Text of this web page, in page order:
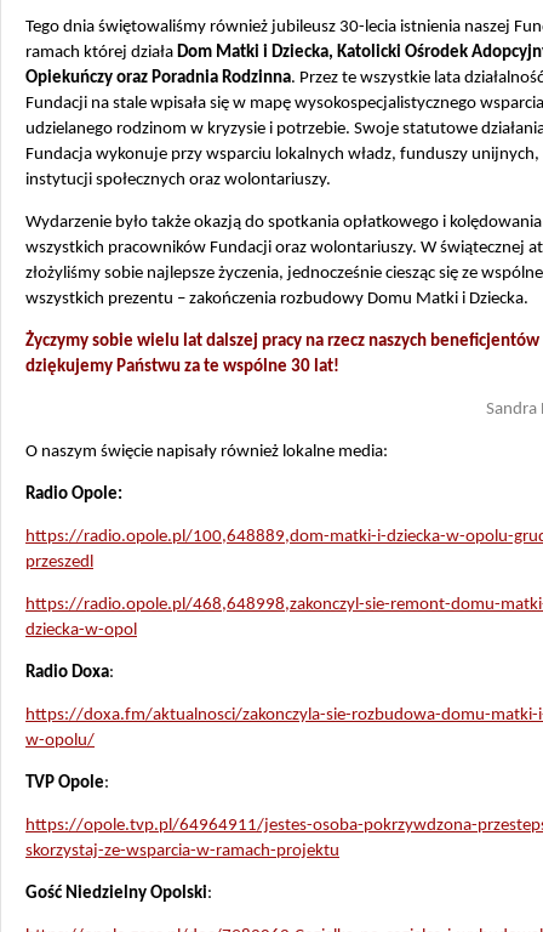
Tego dnia świętowaliśmy również jubileusz 30-lecia istnienia naszej
ramach której działa Dom Matki i Dziecka, Katolicki Ośrodek
Opiekuńczy oraz Poradnia Rodzinna. Przez te wszystkie lata
Fundacji na stale wpisała się w mapę wysokospecjalistycznego wsparcia
udzielanego rodzinom w kryzysie i potrzebie. Swoje statutowe
Fundacja wykonuje przy wsparciu lokalnych władz, funduszy
instytucji społecznych oraz wolontariuszy.
Wydarzenie było także okazją do spotkania opłatkowego i
wszystkich pracowników Fundacji oraz wolontariuszy. W świątecznej
złożyliśmy sobie najlepsze życzenia, jednocześnie ciesząc się ze
wszystkich prezentu – zakończenia rozbudowy Domu Matki i Dziecka.
Życzymy sobie wielu lat dalszej pracy na rzecz naszych beneficjentów
dziękujemy Państwu za te wspólne 30 lat!
Sandra
O naszym święcie napisały również lokalne media:
Radio Opole:
https://radio.opole.pl/100,648889,dom-matki-i-dziecka-w-opolu-
przeszedl
https://radio.opole.pl/468,648998,zakonczyl-sie-remont-domu-
dziecka-w-opol
Radio Doxa:
https://doxa.fm/aktualnosci/zakonczyla-sie-rozbudowa-domu-matki-
w-opolu/
TVP Opole:
https://opole.tvp.pl/64964911/jestes-osoba-pokrzywdzona-
skorzystaj-ze-wsparcia-w-ramach-projektu
Gość Niedzielny Opolski: